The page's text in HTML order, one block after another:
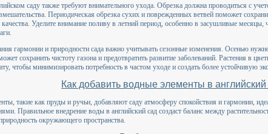
саду также требуют внимательного ухода. Обрезка должна проводиться с
Периодическая обрезка сухих и поврежденных ветвей поможет
качества. Уделите внимание поливу в летний период, особенно в засушливые месяцы,
гармонии и природности сада важно учитывать сезонные изменения. Осенью
сохранить чистоту газона и предотвратить развитие заболеваний. Растения в
чтобы минимизировать потребность в частом уходе и создать более устойчивую
Как добавить водные элементы в английский
такие как пруды и ручьи, добавляют саду атмосферу спокойствия и гармонии,
Правильное внедрение воды в английский сад создаст баланс между
окружающего пространства.